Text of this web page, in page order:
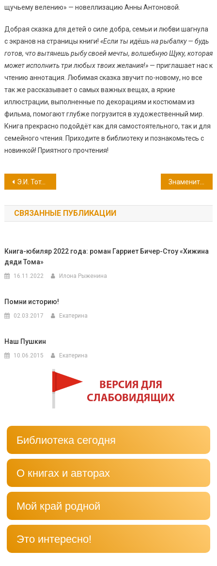
щучьему велению» — новеллизацию Анны Антоновой.
Добрая сказка для детей о силе добра, семьи и любви шагнула
с экранов на страницы книги! «Если ты идёшь на рыбалку — будь
готов, что вытянешь рыбу своей мечты, волшебную Щуку, которая
может исполнить три любых твоих желания!»— приглашает нас к
чтению аннотация. Любимая сказка звучит по-новому, но все
так же рассказывает о самых важных вещах, а яркие
иллюстрации, выполненные по декорациям и костюмам из
фильма, помогаютглубже погрузится в художественный мир.
Книга прекрасно подойдёт как для самостоятельного, так и для
семейного чтения. Приходите в библиотеку и познакомьтесь с
новинкой! Приятного прочтения!
Навигация
по
записям
Э.И. Тотлебен — 115 лет на вечном посту. Знаменитые люди России
СВЯЗАННЫЕ ПУБЛИКАЦИИ
Книга-юбиляр 2022 года: роман Гарриет Бичер-Стоу «Хижина
дяди Тома»
16.11.2022 Илона Рыженина
Помни историю!
02.03.2017 Екатерина
Наш Пушкин
10.06.2015 Екатерина
Библиотека сегодня
О книгах и авторах
Мой край родной
Это интересно!